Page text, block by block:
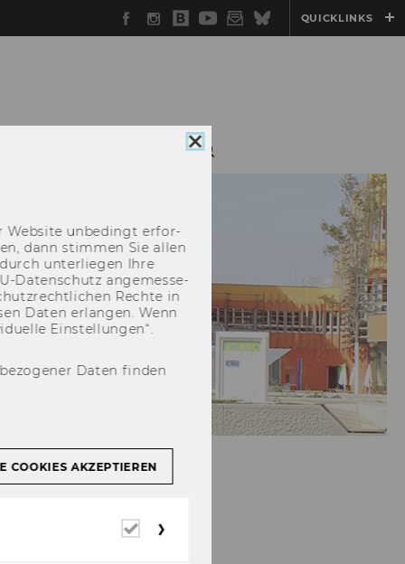
Facebook
Instagram
WU
Blog
YouTube
Newsletter
BlueskyQUICKLINKS
Cookie
Web­site un­be­dingt er­for­
dann stim­men Sie allen
un­ter­lie­gen Ihre
​Datenschutz an­ge­mes­se­
Rech­te in
Daten er­lan­gen. Wenn
Ein­stel­lun­gen“.
Daten finden
COOKIES AKZEPTIEREN
Erforderliche